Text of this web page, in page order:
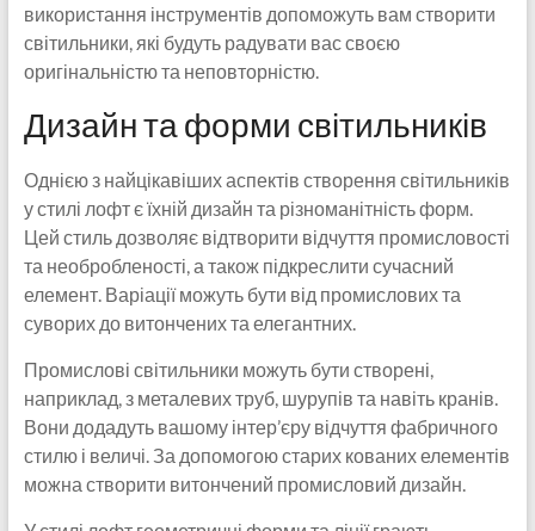
використання інструментів допоможуть вам створити
світильники, які будуть радувати вас своєю
оригінальністю та неповторністю.
Дизайн та форми світильників
Однією з найцікавіших аспектів створення світильників
у стилі лофт є їхній дизайн та різноманітність форм.
Цей стиль дозволяє відтворити відчуття промисловості
та необробленості, а також підкреслити сучасний
елемент. Варіації можуть бути від промислових та
суворих до витончених та елегантних.
Промислові світильники можуть бути створені,
наприклад, з металевих труб, шурупів та навіть кранів.
Вони додадуть вашому інтер’єру відчуття фабричного
стилю і величі. За допомогою старих кованих елементів
можна створити витончений промисловий дизайн.